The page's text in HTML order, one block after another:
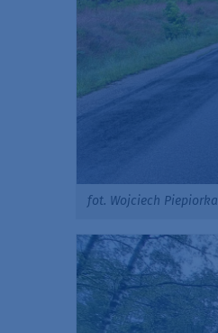
fot. Wojciech Piepiorka